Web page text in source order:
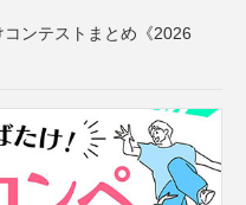
ンテストまとめ《2026